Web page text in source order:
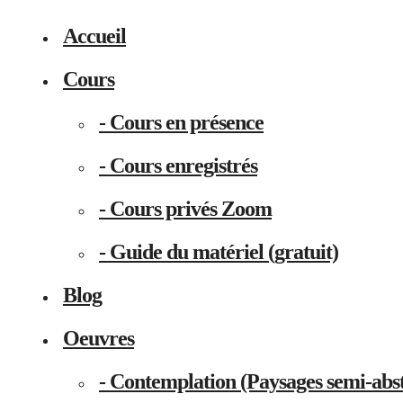
Accueil
Cours
- Cours en présence
- Cours enregistrés
- Cours privés Zoom
- Guide du matériel (gratuit)
Blog
Oeuvres
- Contemplation (Paysages semi-